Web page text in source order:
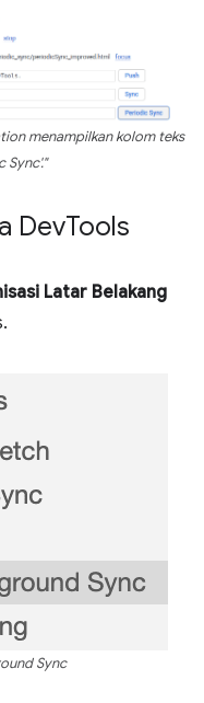
menampilkan kolom teks
Sync'."
DevTools
Latar Belakang
Sync